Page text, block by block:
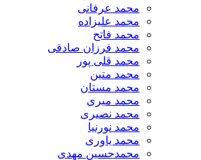
محمد عرفانی
محمد علیزاده
محمد فاتح
محمد فرزان صادقی
محمد قلی پور
محمد متین
محمد مستان
محمد میری
محمد نصیری
محمد نورنیا
محمد یاوری
محمدحسین مهدی